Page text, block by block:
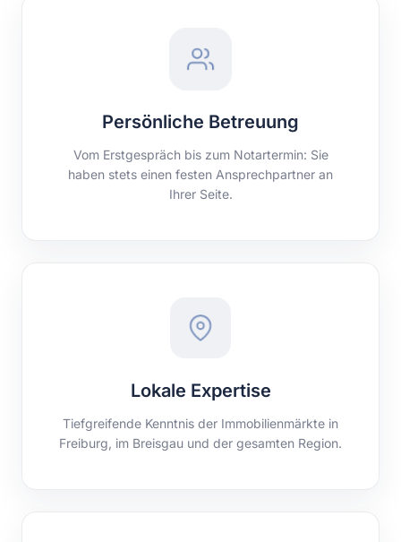
Persönliche Betreuung
Vom Erstgespräch bis zum Notartermin: Sie
haben stets einen festen Ansprechpartner an
Ihrer Seite.
Lokale Expertise
Tiefgreifende Kenntnis der Immobilienmärkte in
Freiburg, im Breisgau und der gesamten Region.